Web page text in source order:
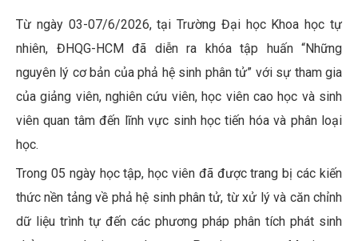
Từ ngày 03-07/6/2026, tại Trường Đại học Khoa học tự
nhiên, ĐHQG-HCM đã diễn ra khóa tập huấn “Những
nguyên lý cơ bản của phả hệ sinh phân tử” với sự tham gia
của giảng viên, nghiên cứu viên, học viên cao học và sinh
viên quan tâm đến lĩnh vực sinh học tiến hóa và phân loại
học.
Trong 05 ngày học tập, học viên đã được trang bị các kiến
thức nền tảng về phả hệ sinh phân tử, từ xử lý và căn chỉnh
dữ liệu trình tự đến các phương pháp phân tích phát sinh